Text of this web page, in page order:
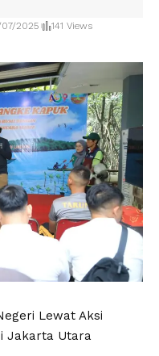
2025 141 Views
Lewat Aksi
Jakarta Utara